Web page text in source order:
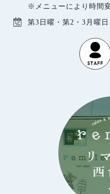
※メニューにより時間
第3日曜・第2・3月曜